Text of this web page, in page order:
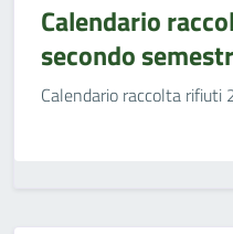
Calendario
secondo
Calendario raccolta rifiuti